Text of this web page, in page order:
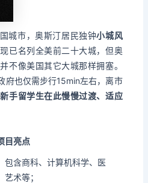
城市，奥斯汀居民独钟小城风
已名列全美前二十大城，但奥
不像美国其它大城那样拥塞。
府也仅需步行15min左右，离市
手留学生在此慢慢过渡、适应
目亮点
包含商科、计算机科学、医
术等；